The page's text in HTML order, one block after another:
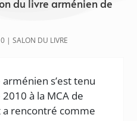
du livre arménien de
|SALON DU LIVRE
s’est tenu
à la MCA de
a rencontré comme